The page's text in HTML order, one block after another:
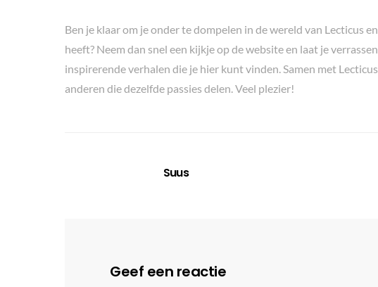
Ben je klaar om je onder te dompelen in de wereld van Lecticus
heeft? Neem dan snel een kijkje op de website en laat je
inspirerende verhalen die je hier kunt vinden. Samen met
anderen die dezelfde passies delen. Veel plezier!
Suus
Geef een reactie